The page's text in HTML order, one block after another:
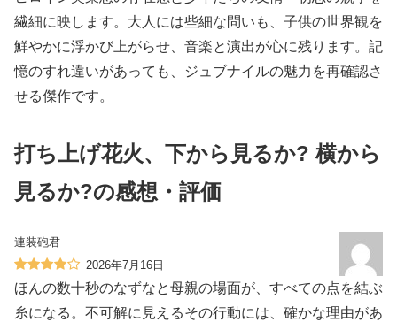
繊細に映します。大人には些細な問いも、子供の世界観を
鮮やかに浮かび上がらせ、音楽と演出が心に残ります。記
憶のすれ違いがあっても、ジュブナイルの魅力を再確認さ
せる傑作です。
打ち上げ花火、下から見るか? 横から
見るか?の感想・評価
連装砲君
2026年7月16日
ほんの数十秒のなずなと母親の場面が、すべての点を結ぶ
糸になる。不可解に見えるその行動には、確かな理由があ